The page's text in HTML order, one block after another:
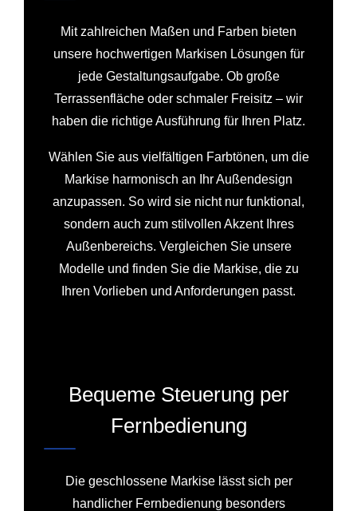
Mit zahlreichen Maßen und Farben bieten
unsere hochwertigen Markisen Lösungen für
jede Gestaltungsaufgabe. Ob große
Terrassenfläche oder schmaler Freisitz – wir
haben die richtige Ausführung für Ihren Platz.
Wählen Sie aus vielfältigen Farbtönen, um die
Markise harmonisch an Ihr Außendesign
anzupassen. So wird sie nicht nur funktional,
sondern auch zum stilvollen Akzent Ihres
Außenbereichs. Vergleichen Sie unsere
Modelle und finden Sie die Markise, die zu
Ihren Vorlieben und Anforderungen passt.
Bequeme Steuerung per
Fernbedienung
Die geschlossene Markise lässt sich per
handlicher Fernbedienung besonders